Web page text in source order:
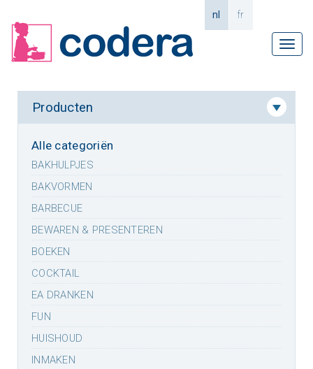
nl fr
Producten
Alle categoriën
BAKHULPJES
BAKVORMEN
BARBECUE
BEWAREN & PRESENTEREN
BOEKEN
COCKTAIL
EA DRANKEN
FUN
HUISHOUD
INMAKEN